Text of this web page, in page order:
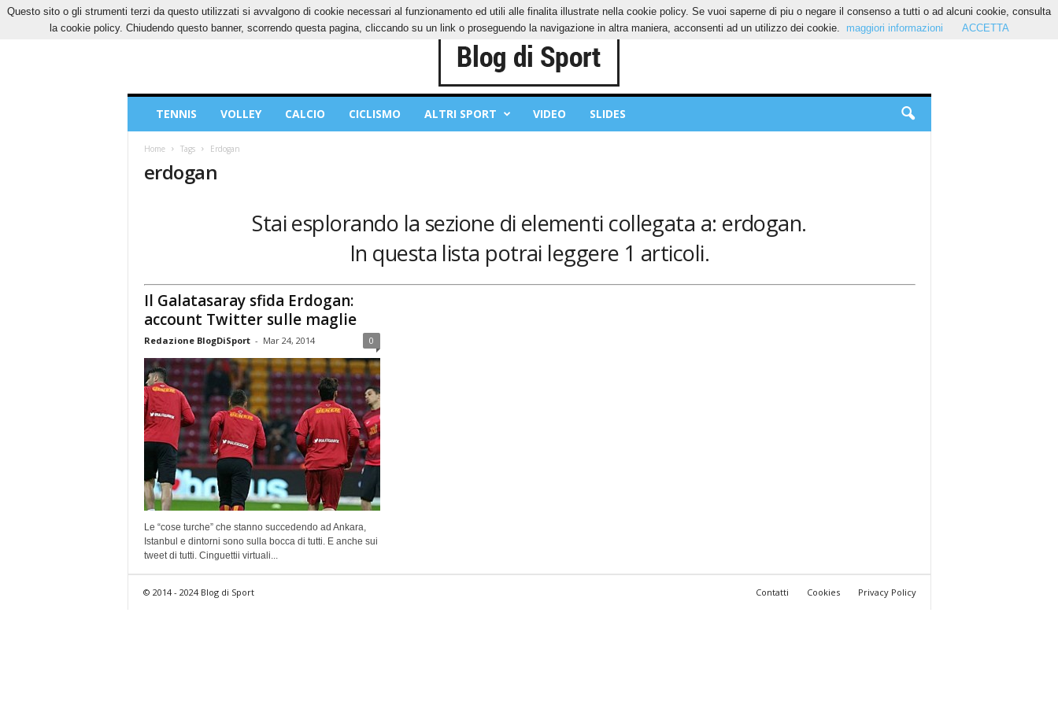
SABATO, 8 AGOSTO 2026 CONTATTI COOKIES PRIVACY POLICY
Sport
TENNIS VOLLEY CALCIO CICLISMO ALTRI SPORT VIDEO SLIDES
Home Tags Erdogan
erdogan
Stai esplorando la sezione di elementi collegata a: erdogan.
In questa lista potrai leggere 1 articoli.
Il Galatasaray sfida Erdogan:
account Twitter sulle maglie
Redazione BlogDiSport - Mar 24, 2014 0
Le “cose turche” che stanno succedendo ad Ankara,
Istanbul e dintorni sono sulla bocca di tutti. E anche sui
tweet di tutti. Cinguettii virtuali...
Contatti Cookies Privacy Policy
© 2014 - 2024 Blog di Sport
Questo sito o gli strumenti terzi da questo utilizzati si avvalgono di cookie necessari al funzionamento ed utili alle finalita illustrate nella cookie policy. Se vuoi saperne di piu o negare il consenso a tutti o ad alcuni cookie, consulta
la cookie policy. Chiudendo questo banner, scorrendo questa pagina, cliccando su un link o proseguendo la navigazione in altra maniera, acconsenti ad un utilizzo dei cookie.
maggiori informazioni ACCETTA